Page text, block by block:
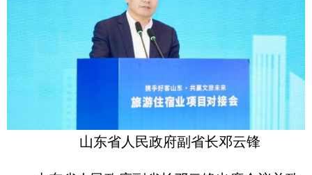
山东省人民政府副省长邓云锋